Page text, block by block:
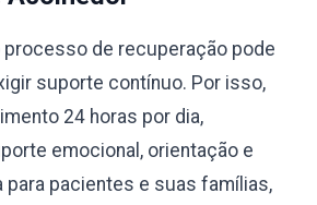
processo de recuperação pode
suporte contínuo. Por isso,
24 horas por dia,
emocional, orientação e
pacientes e suas famílias,